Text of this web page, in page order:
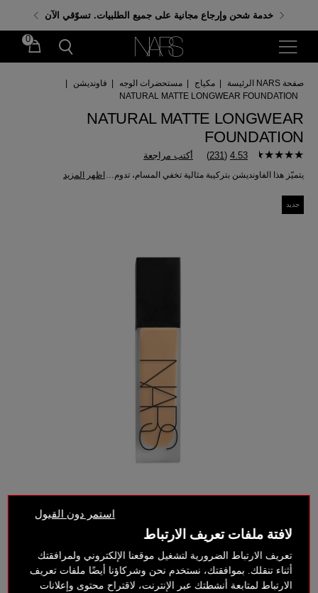
احصلي على هدايا مجانية عند إنفاق 350 د.إ. باستخدام الكود:
GIFTS
خدمة شحن وإرجاع مجانية على جميع الطلبيات. تسوّقي الآن
0
استمر دون القبول
لافتة ملفات تعريف الارتباط
تعريف الارتباط الضرورية لتشغيل موقعنا الإلكتروني ولمرافقتك
أثناء تنقلك. بموافقتك، نستخدم نحن وشركاؤنا أيضًا ملفات تعريف
الارتباط لمتابعة أنشطتك عبر الإنترنت، لاقتراح محتوى وإعلانات
صفحة NARS الرئيسة مكياج مستحضرات الوجه فاونديشن
NATURAL MATTE LONGWEAR FOUNDATION
NATURAL MATTE LONGWEAR
FOUNDATION
4.53
(
231
) أكتب مراجعة
يتميّز هذا الفاونديشن بتركيبة مثالية تخفي المسام، تدوم 24 ساعة* بلمسة نهائية غير لامعة توفّر تغطية متوسّطة إلى كاملة. اظهر المزيد
جديد